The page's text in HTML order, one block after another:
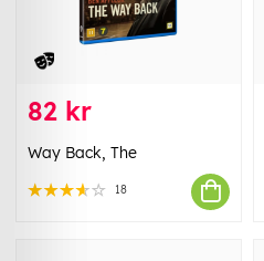
82 kr
Way Back, The
18